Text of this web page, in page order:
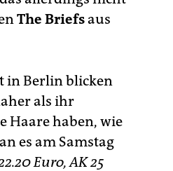
The Briefsaus
in Berlin blicken
als ihr
Haare haben, wie
es am Samstag
Euro, AK 25